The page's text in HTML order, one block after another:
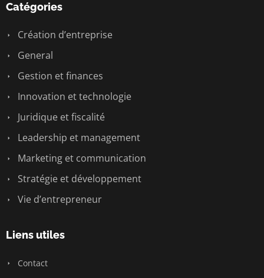
Catégories
Création d’entreprise
General
Gestion et finances
Innovation et technologie
Juridique et fiscalité
Leadership et management
Marketing et communication
Stratégie et développement
Vie d’entrepreneur
Liens utiles
Contact